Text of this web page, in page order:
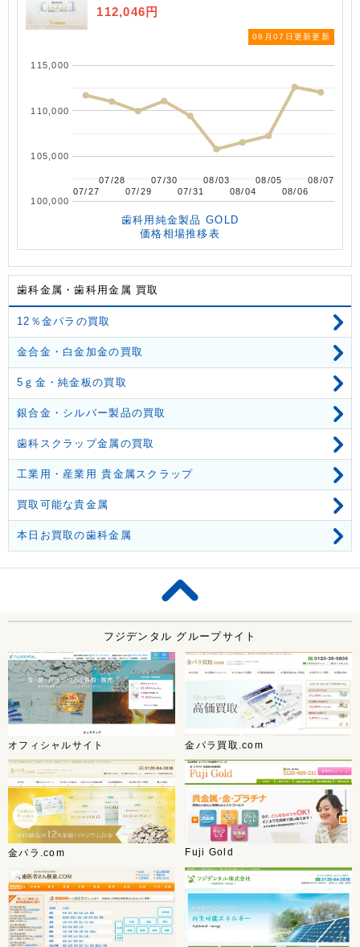
112,046円
08月07日更新更新
07/27
07/27
07/28
07/28
07/29
07/29
07/30
07/30
07/31
07/31
08/03
08/03
08/04
08/04
08/05
08/05
08/06
08/06
08/07
08/07
100,000
105,000
110,000
115,000
歯科用純金製品 GOLD
価格相場推移表
歯科金属・歯科用金属 買取
12％金パラの買取
金合金・白金加金の買取
5ｇ金・純金板の買取
銀合金・シルバー製品の買取
歯科スクラップ金属の買取
工業用・産業用 貴金属スクラップ
買取可能な貴金属
本日お買取の歯科金属
フジデンタル グループサイト
オフィシャルサイト 金パラ買取.com
金パラ.com Fuji Gold